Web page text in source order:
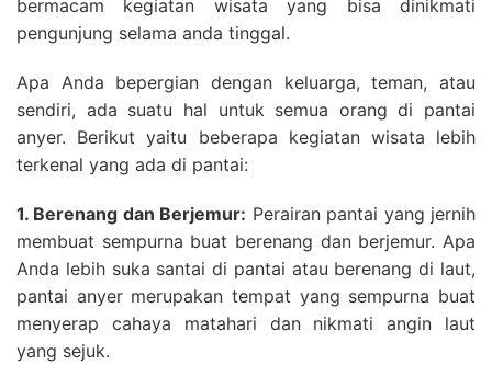
bermacam kegiatan wisata yang bisa dinikmati
pengunjung selama anda tinggal.
Apa Anda bepergian dengan keluarga, teman, atau
sendiri, ada suatu hal untuk semua orang di pantai
anyer. Berikut yaitu beberapa kegiatan wisata lebih
terkenal yang ada di pantai:
1. Berenang dan Berjemur: Perairan pantai yang jernih
membuat sempurna buat berenang dan berjemur. Apa
Anda lebih suka santai di pantai atau berenang di laut,
pantai anyer merupakan tempat yang sempurna buat
menyerap cahaya matahari dan nikmati angin laut
yang sejuk.